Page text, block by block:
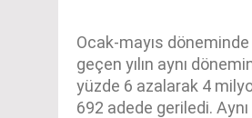
Ocak-mayıs
geçen yılın aynı
yüzde 6 azalarak 4
692 adede geriledi.